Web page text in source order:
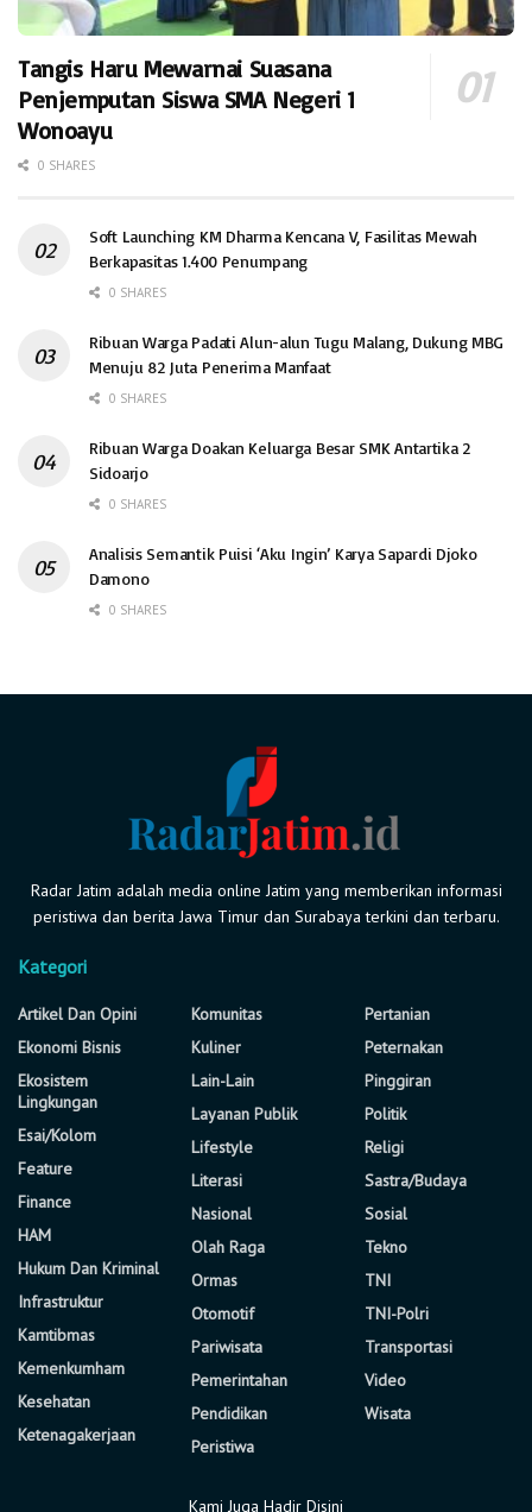
Tangis Haru Mewarnai Suasana
Penjemputan Siswa SMA Negeri 1
Wonoayu
0 SHARES
Soft Launching KM Dharma Kencana V, Fasilitas Mewah
Berkapasitas 1.400 Penumpang
0 SHARES
Ribuan Warga Padati Alun-alun Tugu Malang, Dukung MBG
Menuju 82 Juta Penerima Manfaat
0 SHARES
Ribuan Warga Doakan Keluarga Besar SMK Antartika 2
Sidoarjo
0 SHARES
Analisis Semantik Puisi ‘Aku Ingin’ Karya Sapardi Djoko
Damono
0 SHARES
Radar Jatim adalah media online Jatim yang memberikan informasi
peristiwa dan berita Jawa Timur dan Surabaya terkini dan terbaru.
Kategori
Artikel Dan Opini
Ekonomi Bisnis
Ekosistem
Lingkungan
Esai/Kolom
Feature
Finance
HAM
Hukum Dan Kriminal
Infrastruktur
Kamtibmas
Kemenkumham
Kesehatan
Ketenagakerjaan
Komunitas
Kuliner
Lain-Lain
Layanan Publik
Lifestyle
Literasi
Nasional
Olah Raga
Ormas
Otomotif
Pariwisata
Pemerintahan
Pendidikan
Peristiwa
Pertanian
Peternakan
Pinggiran
Politik
Religi
Sastra/Budaya
Sosial
Tekno
TNI
TNI-Polri
Transportasi
Video
Wisata
Kami Juga Hadir Disini